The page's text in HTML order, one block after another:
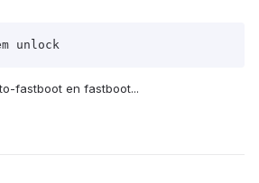
unlock
fastboot en fastboot...